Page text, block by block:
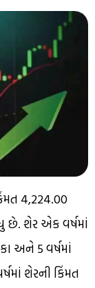
₹4,224.00
છે. શેર એક વર્ષમાં
અને 5 વર્ષમાં
શેરની કિંમત